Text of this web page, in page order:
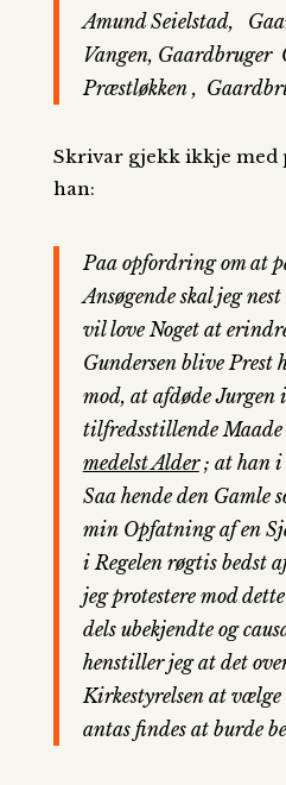
Amund Seielstad,
Vangen, Gaardbruger
Præstløkken ,
Skrivar gjekk ikkje med
han:
Paa opfordring om at
Ansøgende skal jeg
vil love Noget at
Gundersen blive Prest
mod, at afdøde Jurgen
tilfredsstillende
medelst Alder; at han i
Saa hende den Gamle
min Opfatning af en
i Regelen røgtis bedst
jeg protestere mod
dels ubekjendte og
henstiller jeg at det
Kirkestyrelsen at vælge
antas findes at burde